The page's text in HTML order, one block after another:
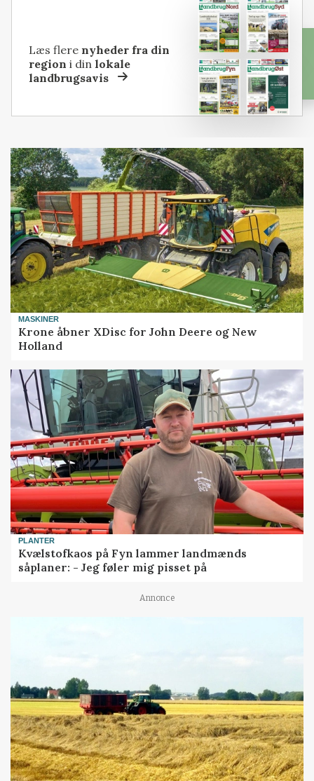
Læs flere nyheder fra din
region i dinlokale
landbrugsavis
MASKINER
Krone åbner XDisc for John Deere og New
Holland
PLANTER
Kvælstofkaos på Fyn lammer landmænds
såplaner: - Jeg føler mig pisset på
Annonce